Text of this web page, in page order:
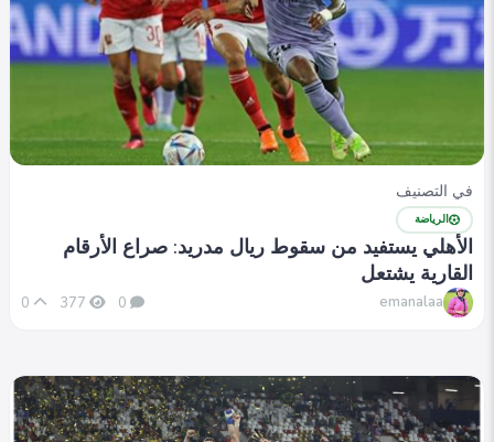
في التصنيف
الرياضة
الأهلي يستفيد من سقوط ريال مدريد: صراع الأرقام
القارية يشتعل
emanalaa
0
377